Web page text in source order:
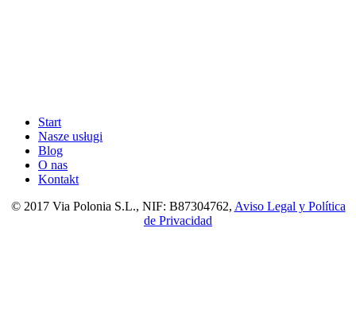
Start
Nasze usługi
Blog
O nas
Kontakt
© 2017 Via Polonia S.L., NIF: B87304762, Aviso Legal y Política
de Privacidad